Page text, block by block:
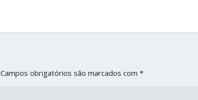
Campos obrigatórios são marcados com*